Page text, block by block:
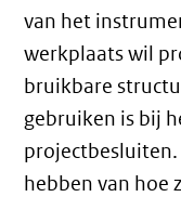
van het
werkplaats wil
bruikbare
gebruiken is bij
projectbesluiten.
hebben van hoe